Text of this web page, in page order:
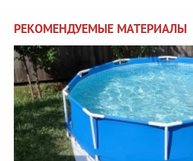
РЕКОМЕНДУЕМЫЕ МАТЕРИАЛЫ